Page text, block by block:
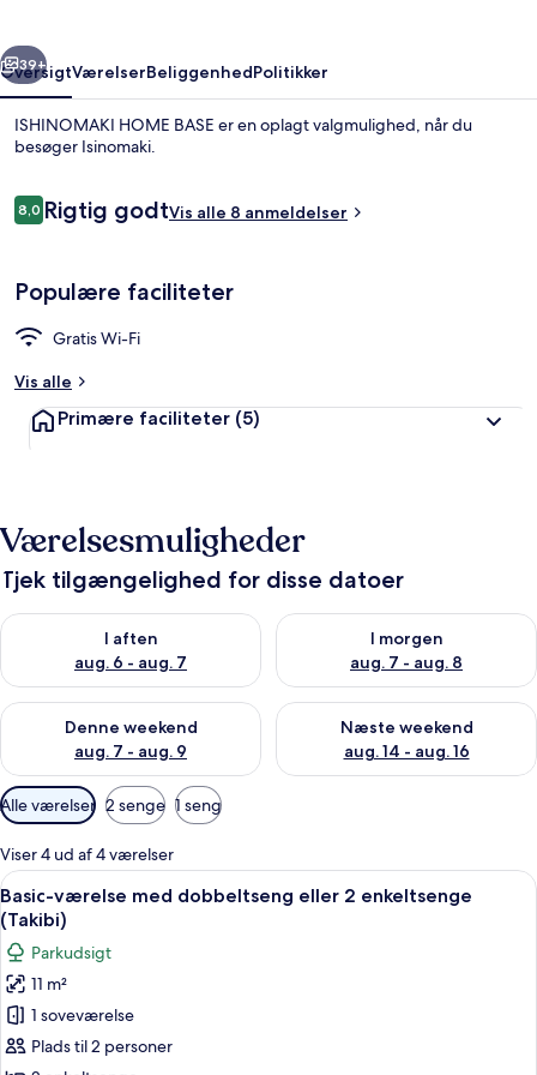
Næste
39+
OversigtVærelserBeliggenhedPolitikker
ISHINOMAKI HOME BASE er en oplagt valgmulighed, når du
besøger Isinomaki.
Anmeldelser
8,08,0 ud af 10.
Rigtig godtVis alle 8 anmeldelser
Populære faciliteter
Gratis Wi-Fi
Vis alle
Primære faciliteter (5)
Værelsesmuligheder
Tjek tilgængelighed for disse datoer
I aften
aug. 6 - aug. 7
Tjek tilgængelighed for i aften aug. 6 - aug. 7
I morgen
aug. 7 - aug. 8
Tjek tilgængelighed for i
Denne weekend
aug. 7 - aug. 9
Tjek tilgængelighed for denne weekend aug. 7 - aug. 9
Næste weekend
aug. 14 - aug. 16
Tjek tilgængelighed for næste
Tilgængelige
filtre
for
værelser
Alle værelser 2 senge 1 seng
Viser 4 ud af 4 værelser
Indlæs
alle
billeder
af
Basic-
værelse
med
Et soveværelse med sengegavl i
8
Basic-værelse med dobbeltseng eller 2 enkeltsenge
(Takibi)
Parkudsigt
11 m²
1 soveværelse
Plads til 2 personer